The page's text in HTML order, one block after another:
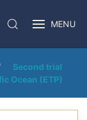
MENU
Second trial
Ocean (ETP)